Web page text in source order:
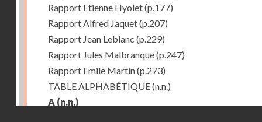
Rapport Etienne Hyolet(p.177)
Rapport Alfred Jaquet(p.207)
Rapport Jean Leblanc (p.229)
Rapport Jules Malbranque(p.247)
Rapport Emile Martin(p.273)
TABLE ALPHABÉTIQUE(n.n.)
A (n.n.)